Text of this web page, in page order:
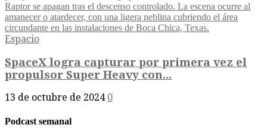
Espacio
SpaceX logra capturar por primera vez el
propulsor Super Heavy con...
13 de octubre de 2024 0
Podcast semanal